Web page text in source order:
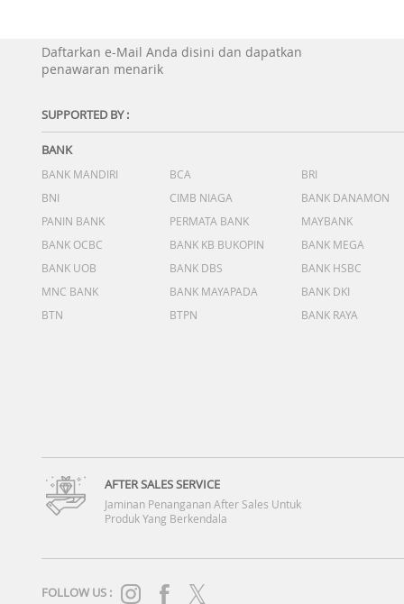
Daftarkan e-Mail Anda disini dan dapatkan
penawaran menarik
SUPPORTED BY :
BANK
BANK MANDIRI BCA
BRI
BNI
CIMB NIAGA
BANK DANAMON
PANIN BANK
PERMATA BANK
MAYBANK
BANK OCBC
BANK KB BUKOPIN
BANK MEGA
BANK UOB
BANK DBS
BANK HSBC
MNC BANK
BANK MAYAPADA
BANK DKI
BTN
BTPN BANK RAYA
AFTER SALES SERVICE
Jaminan Penanganan After Sales Untuk
Produk Yang Berkendala
FOLLOW US :